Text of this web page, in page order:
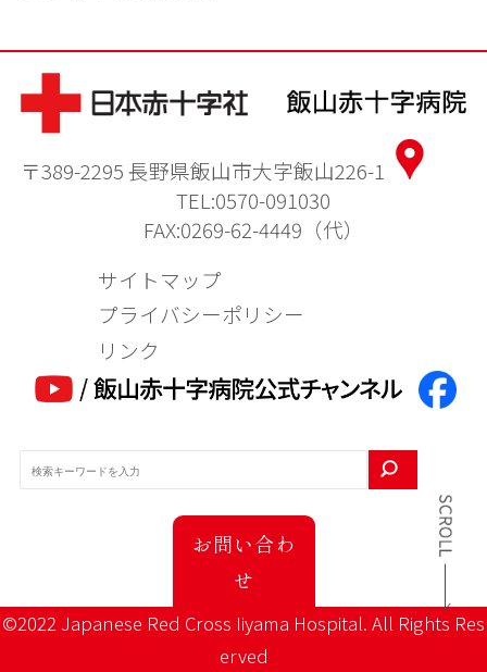
〒389-2295 長野県飯山市大字飯山226-1
TEL:0570-091030
FAX:0269-62-4449（代）
サイトマップ
プライバシーポリシー
リンク
お問い合わ
せ
©2022 Japanese Red Cross Iiyama Hospital. All Rights Res
erved